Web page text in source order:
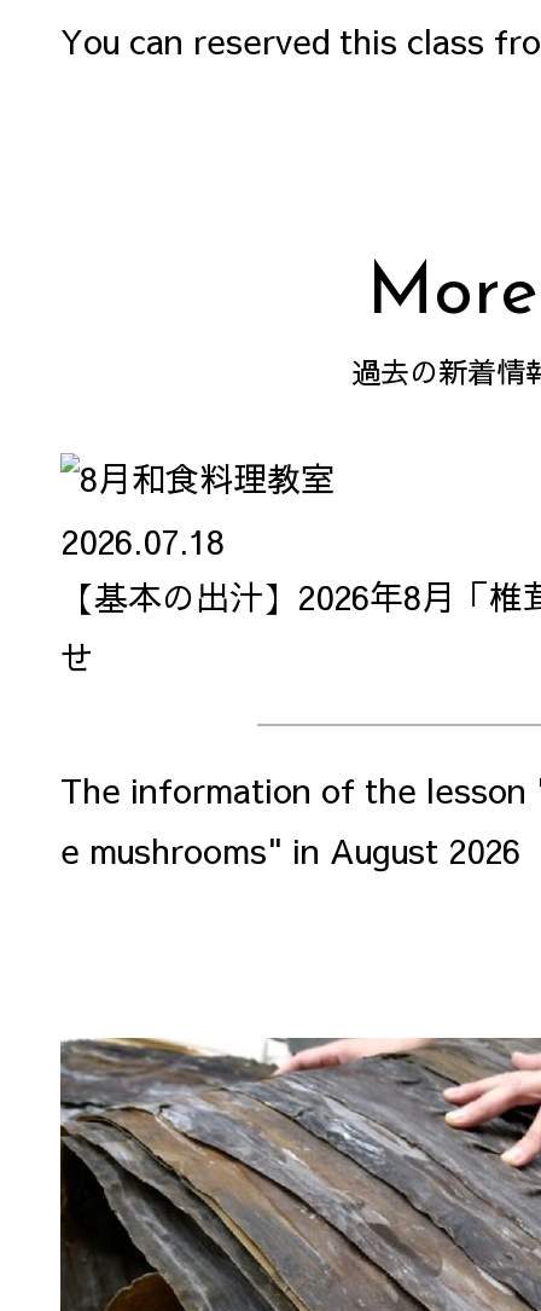
You can reserved this class
More
過去の新着情
2026.07.18
【基本の出汁】2026年8月「
せ
The information of the lesson
e mushrooms" in August 2026